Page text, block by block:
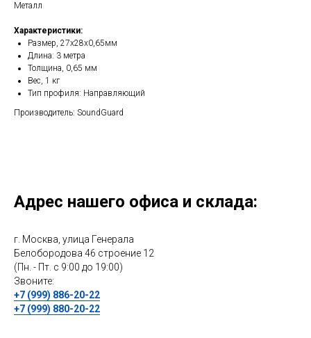
Металл
Характеристики:
Размер, 27х28х0,65мм
Длина: 3 метра
Толщина, 0,65 мм
Вес, 1 кг
Тип профиля: Направляющий
Производитель: SoundGuard
Адрес нашего офиса и склада:
г. Москва, улица Генерала
Белобородова 46 строение 12
(Пн. - Пт. с 9:00 до 19:00)
Звоните:
+7 (999) 886-20-22
+7 (999) 880-20-22